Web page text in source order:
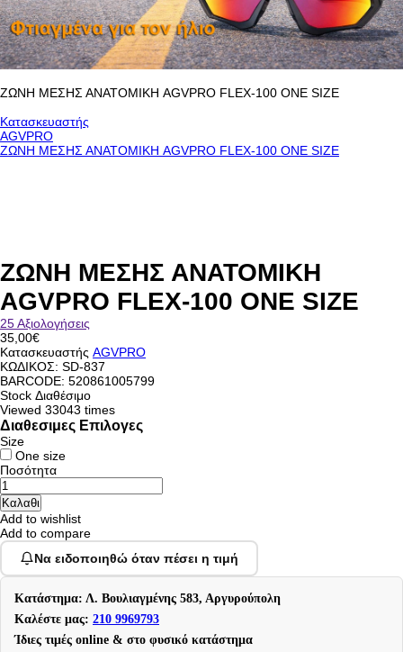
ΖΩΝΗ ΜΕΣΗΣ ΑΝΑΤΟΜΙΚΗ AGVPRO FLEX-100 ONE SIZE
Κατασκευαστής
AGVPRO
ΖΩΝΗ ΜΕΣΗΣ ΑΝΑΤΟΜΙΚΗ AGVPRO FLEX-100 ONE SIZE
ΖΩΝΗ ΜΕΣΗΣ ΑΝΑΤΟΜΙΚΗ
AGVPRO FLEX-100 ONE SIZE
25 Αξιολογήσεις
35,00€
Κατασκευαστής AGVPRO
ΚΩΔΙΚΟΣ: SD-837
BARCODE: 520861005799
Stock Διαθέσιμο
Viewed 33043 times
Διαθεσιμες Επιλογες
Size
One size
Ποσότητα
Add to wishlist
Add to compare
Να ειδοποιηθώ όταν πέσει η τιμή
Κατάστημα: Λ. Βουλιαγμένης 583, Αργυρούπολη
Καλέστε μας: 210 9969793
Ίδιες τιμές online & στο φυσικό κατάστημα